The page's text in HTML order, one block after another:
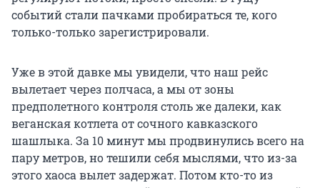
событий стали пачками пробираться те, кого
только-только зарегистрировали.
Уже в этой давке мы увидели, что наш рейс
вылетает через полчаса, а мы от зоны
предполетного контроля столь же далеки, как
веганская котлета от сочного кавказского
шашлыка. За 10 минут мы продвинулись всего на
пару метров, но тешили себя мыслями, что из-за
этого хаоса вылет задержат. Потом кто-то из